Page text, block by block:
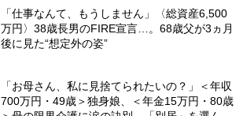
「仕事なんて、もうしません」〈総資産6,500
万円〉38歳長男のFIRE宣言…。68歳父が3ヵ月
後に見た“想定外の姿”
「お母さん、私に見捨てられたいの？」＜年収
700万円・49歳＞独身娘、＜年金15万円・80歳